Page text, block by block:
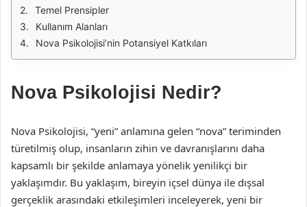
Temel Prensipler
Kullanım Alanları
Nova Psikolojisi’nin Potansiyel Katkıları
Nova Psikolojisi Nedir?
Nova Psikolojisi, “yeni” anlamına gelen “nova” teriminden
türetilmiş olup, insanların zihin ve davranışlarını daha
kapsamlı bir şekilde anlamaya yönelik yenilikçi bir
yaklaşımdır. Bu yaklaşım, bireyin içsel dünya ile dışsal
gerçeklik arasındaki etkileşimleri inceleyerek, yeni bir